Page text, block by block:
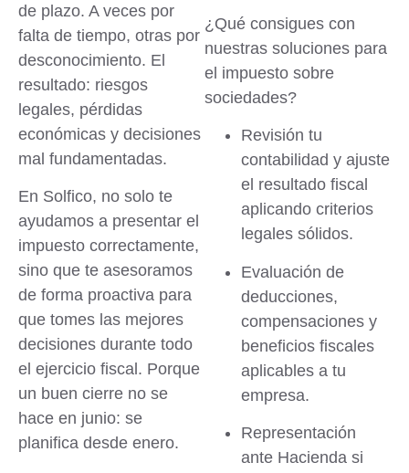
de plazo. A veces por
falta de tiempo, otras por
desconocimiento. El
resultado: riesgos
legales, pérdidas
económicas y decisiones
mal fundamentadas.
En Solfico, no solo te
ayudamos a presentar el
impuesto correctamente,
sino que te asesoramos
de forma proactiva para
que tomes las mejores
decisiones durante todo
el ejercicio fiscal. Porque
un buen cierre no se
hace en junio: se
planifica desde enero.
¿Qué consigues con
nuestras soluciones para
el impuesto sobre
sociedades?
Revisión tu
contabilidad y ajuste
el resultado fiscal
aplicando criterios
legales sólidos.
Evaluación de
deducciones,
compensaciones y
beneficios fiscales
aplicables a tu
empresa.
Representación
ante Hacienda si